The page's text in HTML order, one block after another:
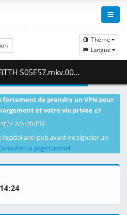
Thème
Langue
( 252.41 MB )
fortement de prendre un VPN pour
et votre vie privée
NordVPN
anti-pub avant de signaler un
la page tutoriel